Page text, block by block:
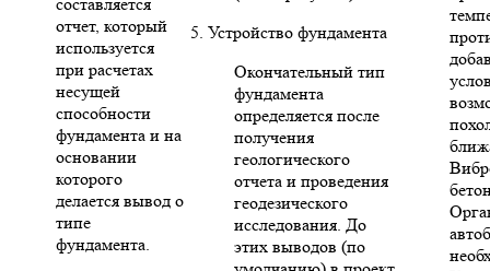
отчет, который
используется
при расчетах
несущей
способности
фундамента и на
основании
которого
делается вывод о
типе
фундамента.
5. Устройство фундамента
Окончательный тип
фундамента
определяется после
получения
геологического
отчета и проведения
геодезического
исследования. До
этих выводов (по